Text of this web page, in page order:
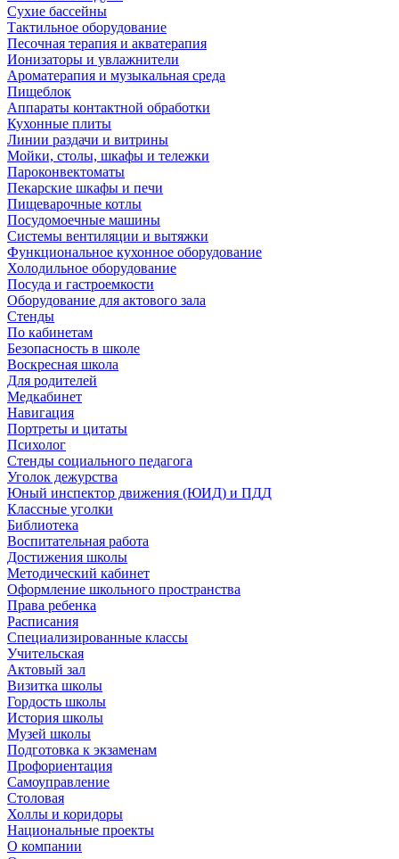
Сухие бассейны
Тактильное оборудование
Песочная терапия и акватерапия
Ионизаторы и увлажнители
Ароматерапия и музыкальная среда
Пищеблок
Аппараты контактной обработки
Кухонные плиты
Линии раздачи и витрины
Мойки, столы, шкафы и тележки
Пароконвектоматы
Пекарские шкафы и печи
Пищеварочные котлы
Посудомоечные машины
Системы вентиляции и вытяжки
Функциональное кухонное оборудование
Холодильное оборудование
Посуда и гастроемкости
Оборудование для актового зала
Стенды
По кабинетам
Безопасность в школе
Воскресная школа
Для родителей
Медкабинет
Навигация
Портреты и цитаты
Психолог
Стенды социального педагога
Уголок дежурства
Юный инспектор движения (ЮИД) и ПДД
Классные уголки
Библиотека
Воспитательная работа
Достижения школы
Методический кабинет
Оформление школьного пространства
Права ребенка
Расписания
Специализированные классы
Учительская
Актовый зал
Визитка школы
Гордость школы
История школы
Музей школы
Подготовка к экзаменам
Профориентация
Самоуправление
Столовая
Холлы и коридоры
Национальные проекты
О компании